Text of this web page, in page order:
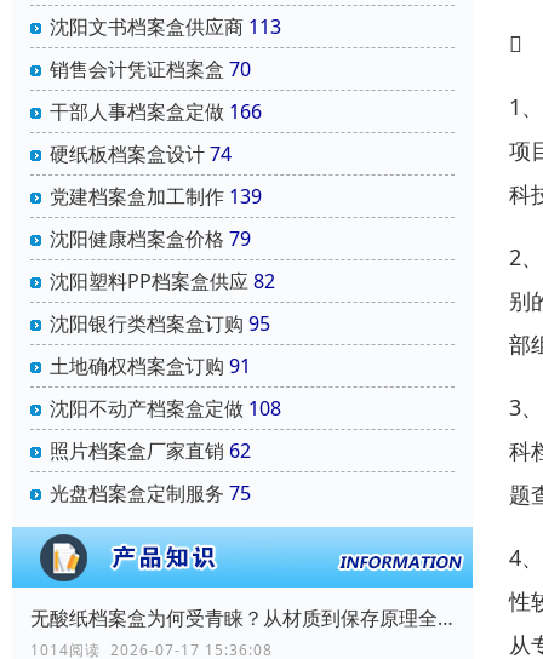
沈阳文书档案盒供应商 113
销售会计凭证档案盒 70
干部人事档案盒定做 166
硬纸板档案盒设计74
党建档案盒加工制作 139
沈阳健康档案盒价格 79
沈阳塑料PP档案盒供应82
沈阳银行类档案盒订购 95
土地确权档案盒订购 91
沈阳不动产档案盒定做 108
照片档案盒厂家直销 62
光盘档案盒定制服务 75
无酸纸档案盒为何受青睐？从材质到保存原理全解析
1014阅读 2026-07-17 15:36:08

1
项
科
2
别
部
3
科
题
4
性
从